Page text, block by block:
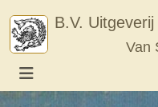
content
B.V.
Van